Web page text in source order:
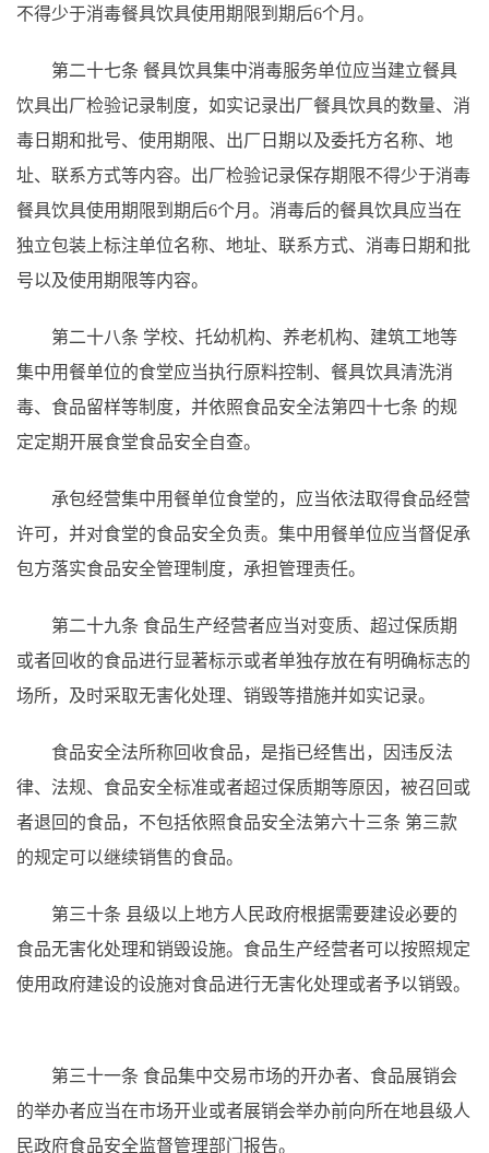
不得少于消毒餐具饮具使用期限到期后6个月。
第二十七条 餐具饮具集中消毒服务单位应当建立餐具
饮具出厂检验记录制度，如实记录出厂餐具饮具的数量、消
毒日期和批号、使用期限、出厂日期以及委托方名称、地
址、联系方式等内容。出厂检验记录保存期限不得少于消毒
餐具饮具使用期限到期后6个月。消毒后的餐具饮具应当在
独立包装上标注单位名称、地址、联系方式、消毒日期和批
号以及使用期限等内容。
第二十八条 学校、托幼机构、养老机构、建筑工地等
集中用餐单位的食堂应当执行原料控制、餐具饮具清洗消
毒、食品留样等制度，并依照食品安全法第四十七条 的规
定定期开展食堂食品安全自查。
承包经营集中用餐单位食堂的，应当依法取得食品经营
许可，并对食堂的食品安全负责。集中用餐单位应当督促承
包方落实食品安全管理制度，承担管理责任。
第二十九条 食品生产经营者应当对变质、超过保质期
或者回收的食品进行显著标示或者单独存放在有明确标志的
场所，及时采取无害化处理、销毁等措施并如实记录。
食品安全法所称回收食品，是指已经售出，因违反法
律、法规、食品安全标准或者超过保质期等原因，被召回或
者退回的食品，不包括依照食品安全法第六十三条 第三款
的规定可以继续销售的食品。
第三十条 县级以上地方人民政府根据需要建设必要的
食品无害化处理和销毁设施。食品生产经营者可以按照规定
使用政府建设的设施对食品进行无害化处理或者予以销毁。
第三十一条 食品集中交易市场的开办者、食品展销会
的举办者应当在市场开业或者展销会举办前向所在地县级人
民政府食品安全监督管理部门报告。